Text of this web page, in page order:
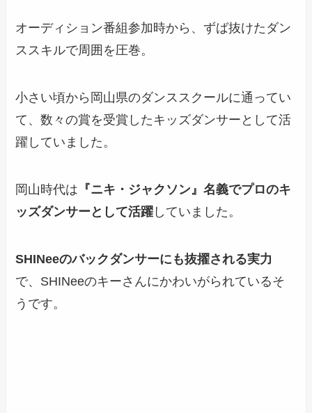
オーディション番組参加時から、ずば抜けたダン
ススキルで周囲を圧巻。
小さい頃から岡山県のダンススクールに通ってい
て、数々の賞を受賞したキッズダンサーとして活
躍していました。
岡山時代は 『ニキ・ジャクソン』名義でプロのキ
ッズダンサーとして活躍 していました。
SHINeeのバックダンサーにも抜擢される実力
で、SHINeeのキーさんにかわいがられているそ
うです。